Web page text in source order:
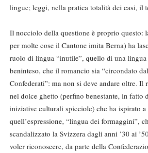
lingue; leggi, nella pratica totalità dei casi, il
Il nocciolo della questione è proprio questo:
per molte cose il Cantone imita Berna) ha
ruolo di lingua “inutile”, quello di una lingua
beninteso, che il romancio sia “circondato
Confederati”: ma non si deve andare oltre. Il
nel dolce ghetto (perfino benestante, in fatto
iniziative culturali spicciole) che ha ispirato
quell’espressione, “lingua dei formaggini”,
scandalizzato la Svizzera dagli anni ’30 ai
voler riconoscere, da parte della